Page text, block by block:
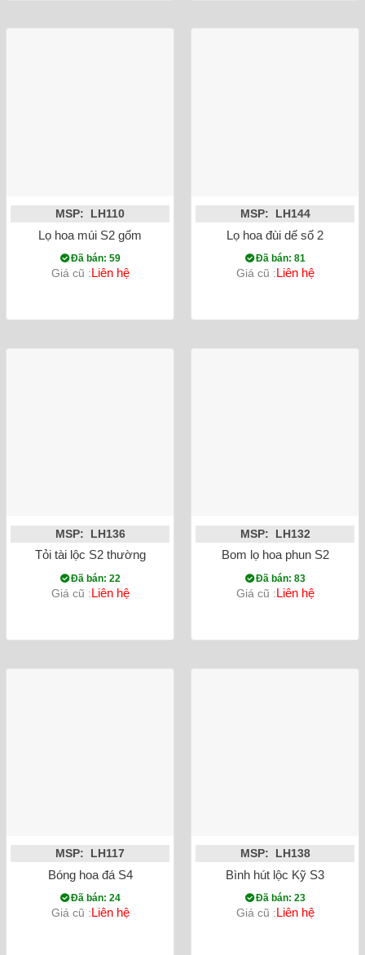
MSP: LH110
Lọ hoa múi S2 gốm
Đã bán: 59
Giá cũ :Liên hệ
MSP: LH144
Lọ hoa đùi dế số 2
Đã bán: 81
Giá cũ :Liên hệ
MSP: LH136
Tỏi tài lộc S2 thường
Đã bán: 22
Giá cũ :Liên hệ
MSP: LH132
Bom lọ hoa phun S2
Đã bán: 83
Giá cũ :Liên hệ
MSP: LH117
Bóng hoa đá S4
Đã bán: 24
Giá cũ :Liên hệ
MSP: LH138
Bình hút lộc Kỹ S3
Đã bán: 23
Giá cũ :Liên hệ